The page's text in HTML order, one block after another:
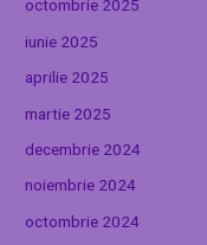
octombrie 2025
iunie 2025
aprilie 2025
martie 2025
decembrie 2024
noiembrie 2024
octombrie 2024